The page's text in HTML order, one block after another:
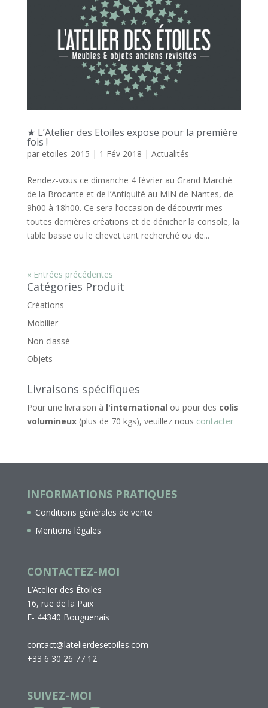
★ L’Atelier des Etoiles expose pour la première
fois !
par etoiles-2015 | 1 Fév 2018 | Actualités
Rendez-vous ce dimanche 4 février au Grand Marché
de la Brocante et de l’Antiquité au MIN de Nantes, de
9h00 à 18h00. Ce sera l’occasion de découvrir mes
toutes dernières créations et de dénicher la console, la
table basse ou le chevet tant recherché ou de...
« Entrées précédentes
Catégories Produit
Créations
Mobilier
Non classé
Objets
Livraisons spécifiques
Pour une livraison à l'international ou pour des colis
volumineux(plus de 70 kgs), veuillez nous contacter
INFORMATIONS PRATIQUES
Conditions générales de vente
Mentions légales
CONTACTEZ-MOI
L’Atelier des Étoiles
16, rue de la Paix
F- 44340 Bouguenais
contact@latelierdesetoiles.com
+33 6 30 26 77 12
SUIVEZ-MOI